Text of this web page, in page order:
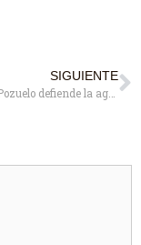
SIGUIENTE
El PSOE de Pozuelo defiende la agenda feminista con motivo del 8 de marzo